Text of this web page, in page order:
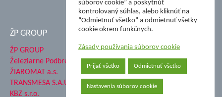
ŽP GROUP
ŽP GROUP
Železiarne Podbrezová a.s.
ŽIAROMAT a.s.
TRANSMESA S.A.U.
KBZ s.r.o.
súborov cookie” a poskytnúť
kontrolovaný súhlas, alebo kliknúť na
“Odmietnuť všetko” a odmietnuť všetky
cookie okrem funkčnych.
Zásady používania súborov cookie
Prijať všetko Odmietnuť všetko
Nastavenia súborov cookie